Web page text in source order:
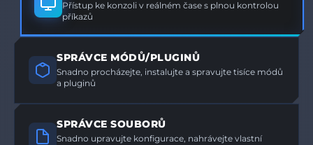
Přístup ke konzoli v reálném čase s plnou kontrolou
příkazů
SPRÁVCE MÓDŮ/PLUGINŮ
Snadno procházejte, instalujte a spravujte tisíce módů
a pluginů
SPRÁVCE SOUBORŮ
Snadno upravujte konfigurace, nahrávejte vlastní